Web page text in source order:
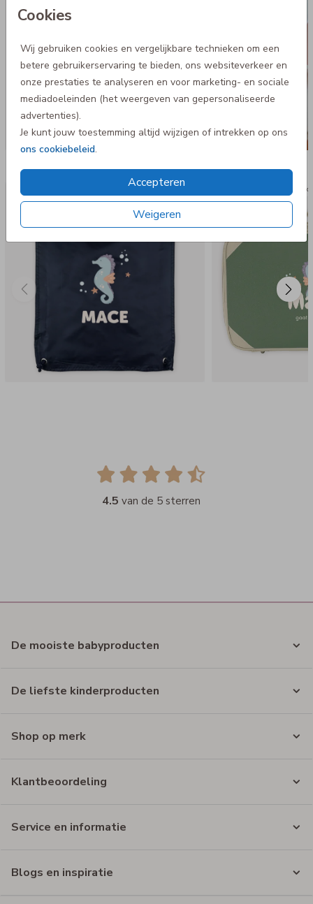
Cookies
Wij gebruiken cookies en vergelijkbare technieken om een
betere gebruikerservaring te bieden, ons websiteverkeer en
onze prestaties te analyseren en voor marketing- en sociale
mediadoeleinden (het weergeven van gepersonaliseerde
advertenties).
Je kunt jouw toestemming altijd wijzigen of intrekken op ons
ons cookiebeleid.
Accepteren
Weigeren
Nog meer in deze stijl
4.5 van de 5 sterren
De mooiste babyproducten
De liefste kinderproducten
Shop op merk
Klantbeoordeling
Service en informatie
Blogs en inspiratie